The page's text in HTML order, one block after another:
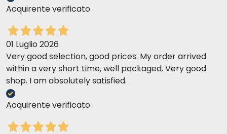
Acquirente verificato
01 Luglio 2026
Very good selection, good prices. My order arrived
within a very short time, well packaged. Very good
shop. I am absolutely satisfied.
Acquirente verificato